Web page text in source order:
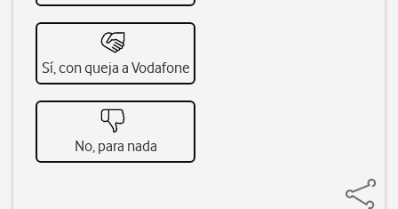
Sí, con queja a Vodafone
No, para nada